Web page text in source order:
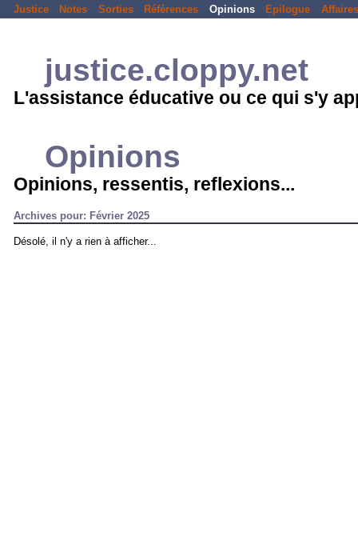
Justice Notes Sorties Références Opinions Epilogue Affaires
justice.cloppy.net
L'assistance éducative ou ce qui s'y
Opinions
Opinions, ressentis, reflexions...
Archives pour: Février 2025
Désolé, il n'y a rien à afficher...